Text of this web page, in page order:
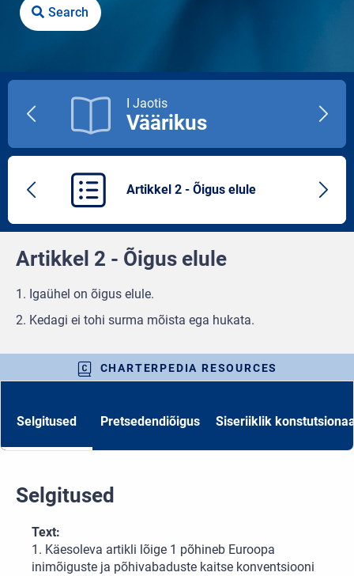
I Jaotis
Väärikus
Previous
Artikkel 2 - Õigus elule
Artikkel 2 - Õigus elule
1. Igaühel on õigus elule.
2. Kedagi ei tohi surma mõista ega hukata.
CHARTERPEDIA RESOURCES
Selgitused Pretsedendiõigus Siseriiklik
Selgitused
Text:
1. Käesoleva artikli lõige 1 põhineb Euroopa
inimõiguste ja põhivabaduste kaitse konventsiooni